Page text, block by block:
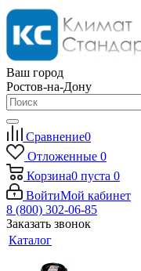
Ваш город
Ростов-на-Дону
Сравнение0
Отложенные 0
Корзина0 пуста 0
ВойтиМой кабинет
8 (800) 302-06-85
Заказать звонок
Каталог